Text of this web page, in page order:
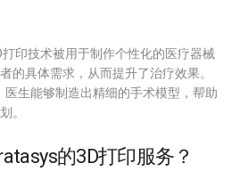
印技术被用于制作个性化的医疗器械
的具体需求，从而提升了治疗效果。
医生能够制造出精细的手术模型，帮助
。
的3D打印服务？